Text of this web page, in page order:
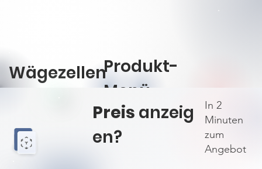
WägezellenProdukt-
Menü
öffnen
In 2
Minuten
zum
Angebot
Preis anzeig
en?